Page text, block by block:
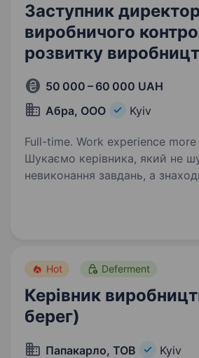
Заступник
виробничого
розвитку
50 000 – 60 000 UAH
Абра, ООО
Kyiv
Full-time. Work experience more
Шукаємо керівника, який не
невиконання завдань, а
що спеціалізується на
Hot Deferment
Керівник
берег)
Папакарло, ТОВ Kyiv